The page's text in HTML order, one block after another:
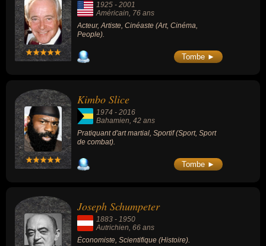
1925 - 2001
Américain, 76 ans
Acteur, Artiste, Cinéaste (Art, Cinéma,
People).
Tombe ►
Kimbo Slice
1974 - 2016
Bahamien , 42 ans
Pratiquant d'art martial, Sportif (Sport, Sport
de combat).
Tombe ►
Joseph Schumpeter
1883 - 1950
Autrichien, 66 ans
Économiste, Scientifique (Histoire).